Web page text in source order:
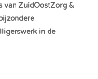
van ZuidOostZorg &
in de